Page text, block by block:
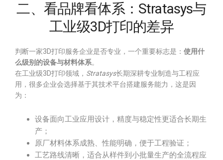
二、看品牌看体系：Stratasys与
工业级3D打印的差异
判断一家3D打印服务企业是否专业，一个重要标志是： 使用什
么级别的设备与材料体系。
在工业级3D打印领域， Stratasys长期深耕专业制造与工程应
用，很多企业会选择基于其技术平台搭建服务能力，这是因
为：
设备面向工业应用设计，精度与稳定性更适合长期生
产；
原厂材料体系成熟、性能明确，便于工程验证；
工艺路线清晰，适合从样件到小批量生产的全流程应